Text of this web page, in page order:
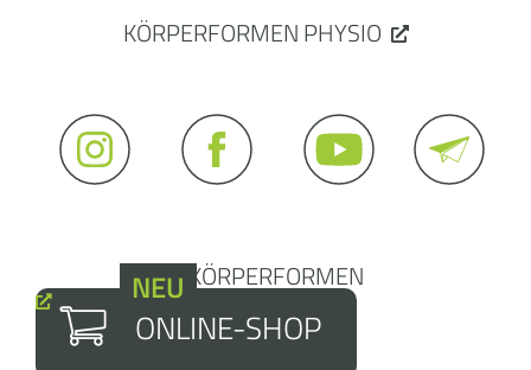
ONLINE-SHOP
NEU
KÖRPERFORMEN PHYSIO
© KÖRPERFORMEN